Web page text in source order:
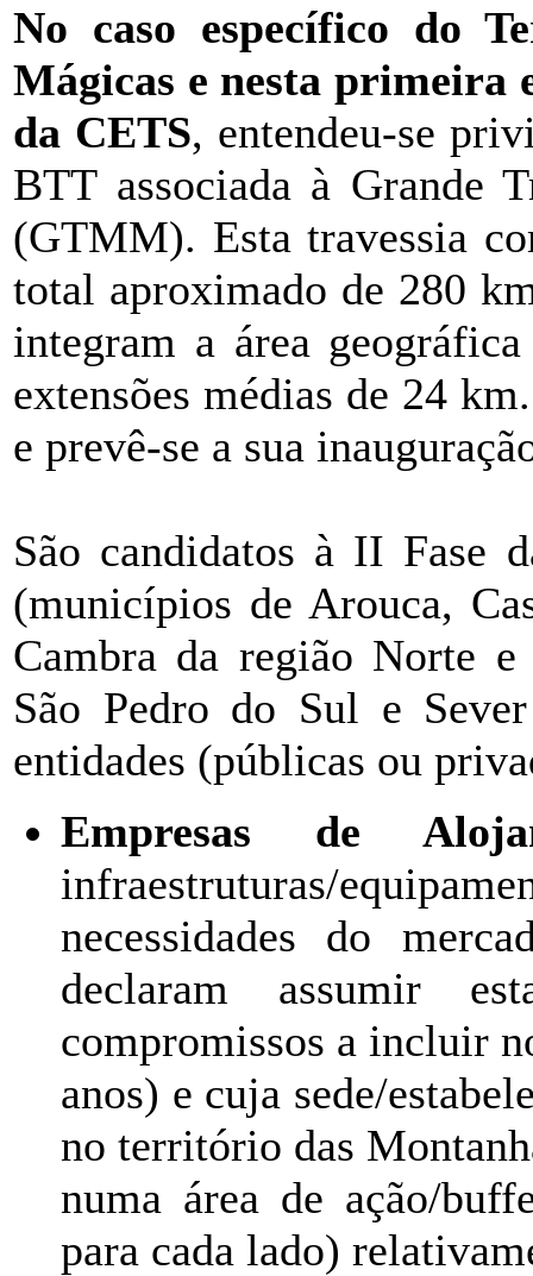
No caso específico do
Mágicas e nesta primeira
da CETS, entendeu-se
BTT associada à Grande
(GTMM). Esta travessia
total aproximado de 280
integram a área
extensões médias de 24
e prevê-se a sua
São candidatos à II Fase
(municípios de Arouca,
Cambra da região Norte
São Pedro do Sul e
entidades (públicas ou
Empresas de
infraestruturas/
necessidades do
declaram assumir
compromissos a incluir
anos) e cuja sede/
no território das
numa área de ação/
para cada lado)